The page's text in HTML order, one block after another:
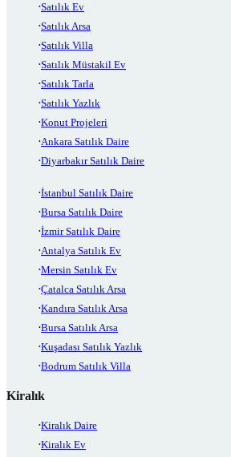
Satılık Ev
Satılık Arsa
Satılık Villa
Satılık Müstakil Ev
Satılık Tarla
Satılık Yazlık
Konut Projeleri
Ankara Satılık Daire
Diyarbakır Satılık Daire
İstanbul Satılık Daire
Bursa Satılık Daire
İzmir Satılık Daire
Antalya Satılık Ev
Mersin Satılık Ev
Çatalca Satılık Arsa
Kandıra Satılık Arsa
Bursa Satılık Arsa
Kuşadası Satılık Yazlık
Bodrum Satılık Villa
Kiralık
Kiralık Daire
Kiralık Ev